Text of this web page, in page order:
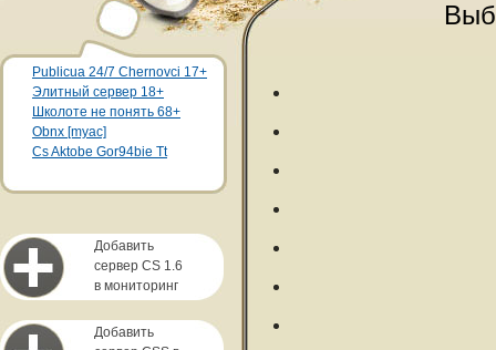
Publicua 24/7 Chernovci 17+
Элитный сервер 18+
Школоте не понять 68+
Obnx [myac]
Cs Aktobe Gor94bie Tt
Добавить
сервер CS 1.6
в мониторинг
Добавить